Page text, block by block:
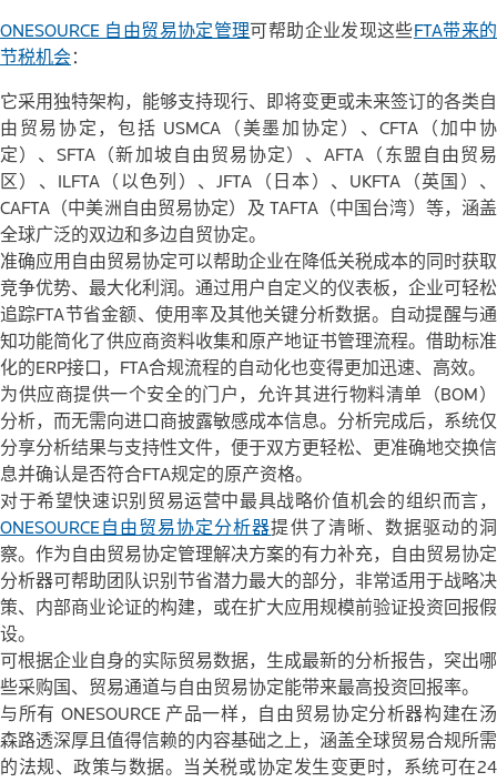
ONESOURCE 自由贸易协定管理可帮助企业发现这些FTA带来的
节税机会：
它采用独特架构，能够支持现行、即将变更或未来签订的各类自
由贸易协定，包括 USMCA（美墨加协定）、CFTA（加中协
定）、SFTA（新加坡自由贸易协定）、AFTA（东盟自由贸易
区）、ILFTA（以色列）、JFTA（日本）、UKFTA（英国）、
CAFTA（中美洲自由贸易协定）及 TAFTA（中国台湾）等，涵盖
全球广泛的双边和多边自贸协定。
准确应用自由贸易协定可以帮助企业在降低关税成本的同时获取
竞争优势、最大化利润。通过用户自定义的仪表板，企业可轻松
追踪FTA节省金额、使用率及其他关键分析数据。自动提醒与通
知功能简化了供应商资料收集和原产地证书管理流程。借助标准
化的ERP接口，FTA合规流程的自动化也变得更加迅速、高效。
为供应商提供一个安全的门户，允许其进行物料清单（BOM）
分析，而无需向进口商披露敏感成本信息。分析完成后，系统仅
分享分析结果与支持性文件，便于双方更轻松、更准确地交换信
息并确认是否符合FTA规定的原产资格。
对于希望快速识别贸易运营中最具战略价值机会的组织而言，
ONESOURCE自由贸易协定分析器提供了清晰、数据驱动的洞
察。作为自由贸易协定管理解决方案的有力补充，自由贸易协定
分析器可帮助团队识别节省潜力最大的部分，非常适用于战略决
策、内部商业论证的构建，或在扩大应用规模前验证投资回报假
设。
可根据企业自身的实际贸易数据，生成最新的分析报告，突出哪
些采购国、贸易通道与自由贸易协定能带来最高投资回报率。
与所有 ONESOURCE 产品一样，自由贸易协定分析器构建在汤
森路透深厚且值得信赖的内容基础之上，涵盖全球贸易合规所需
的法规、政策与数据。当关税或协定发生变更时，系统可在24